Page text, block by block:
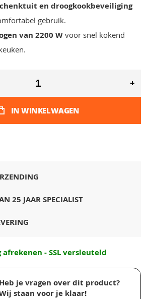
en droogkookbeveiliging
gebruik.
van 2200 W voor snel kokend
IN WINKELWAGEN
25 JAAR SPECIALIST
afrekenen - SSL versleuteld
Heb je vragen over dit product?
staan voor je klaar!